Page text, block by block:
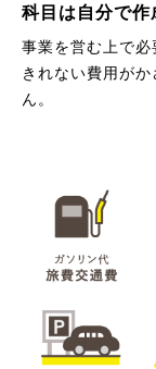
科目は自分で
事業を営む上で
きれない費用が
ん。